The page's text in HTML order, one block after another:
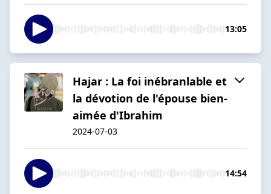
13:05
Hajar : La foi inébranlable et
la dévotion de l'épouse bien-
aimée d'Ibrahim
2024-07-03
14:54